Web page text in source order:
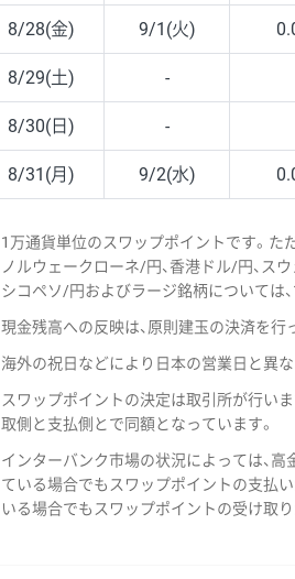
8/28(金) 9/1(火)
8/29(土) -
8/30(日) -
8/31(月) 9/2(水)
1万通貨単位のスワップポイントです。た
ノルウェークローネ/円、香港ドル/円、ス
シコペソ/円およびラージ銘柄については
現金残高への反映は、原則建玉の決済を行
海外の祝日などにより日本の営業日と異な
スワップポイントの決定は取引所が行い
取側と支払側とで同額となっています。
インターバンク市場の状況によっては、
ている場合でもスワップポイントの支払い
いる場合でもスワップポイントの受け取